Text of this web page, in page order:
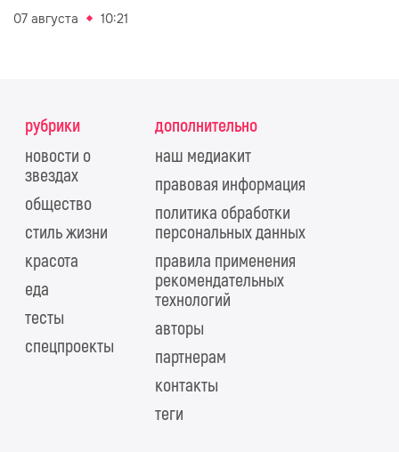
07 августа 10:21
рубрики
новости о
звездах
общество
стиль жизни
красота
еда
тесты
спецпроекты
дополнительно
наш медиакит
правовая информация
политика обработки
персональных данных
правила применения
рекомендательных
технологий
авторы
партнерам
контакты
теги